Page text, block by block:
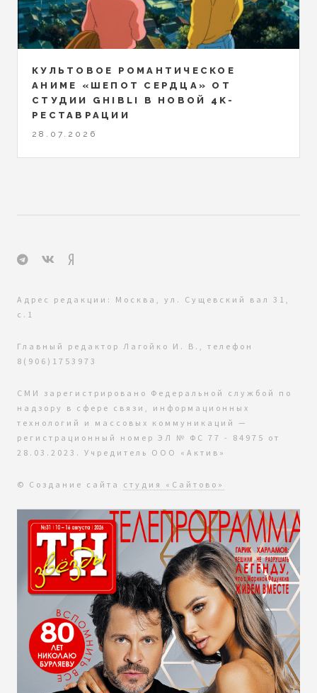
КУЛЬТОВОЕ РОМАНТИЧЕСКОЕ
АНИМЕ «ШЕПОТ СЕРДЦА» ОТ
СТУДИИ GHIBLI В НОВОЙ 4K-
РЕСТАВРАЦИИ
28.07.2026
Адрес редакции: Москва, ул. Сущевский вал 31,
с.1
Главный редактор Лагойко И. В., телефон
8(906)1753973
СМИ зарегистрировано Федеральной службой по
надзору в сфере связи, информационных
технологий и массовых коммуникаций —
регистрационный номер ЭЛ № ФС 77 - 84975 от
28.03.2023. Учредитель ООО «Актив»
© Создание сайта студия «Сайтово»